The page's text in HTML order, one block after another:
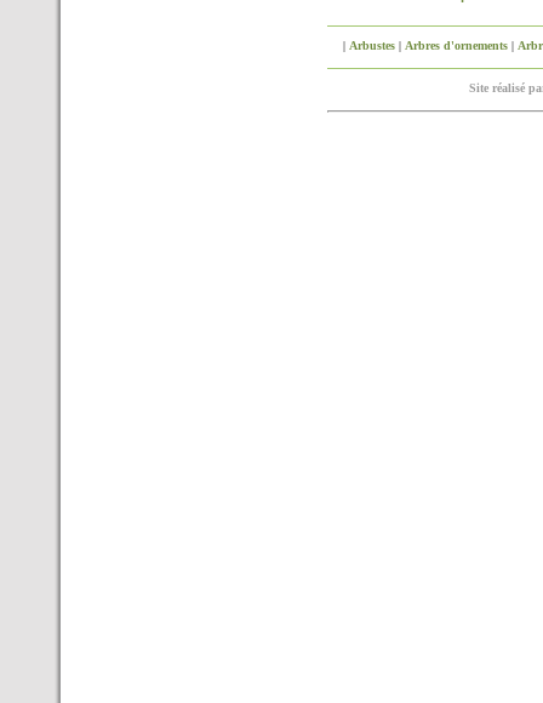
| Arbustes| Arbres d'ornements|
Site réalisé